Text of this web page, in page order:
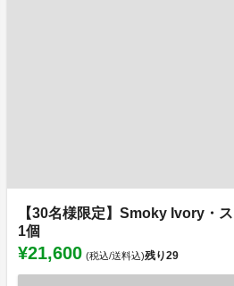
【30名様限定】Smoky Ivory・
1個
¥21,600 (税込/送料込)残り29